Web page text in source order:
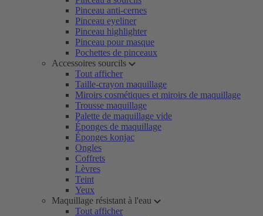
Pinceau anti-cernes
Pinceau eyeliner
Pinceau highlighter
Pinceau pour masque
Pochettes de pinceaux
Accessoires sourcils
Tout afficher
Taille-crayon maquillage
Miroirs cosmétiques et miroirs de maquillage
Trousse maquillage
Palette de maquillage vide
Éponges de maquillage
Éponges konjac
Ongles
Coffrets
Lèvres
Teint
Yeux
Maquillage résistant à l'eau
Tout afficher